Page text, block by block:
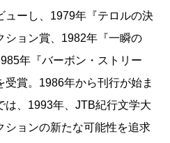
ューし、1979年『テロルの決
ション賞、1982年『一瞬の
年『バーボン・ストリー
受賞。1986年から刊行が始ま
は、1993年、JTB紀行文学大
ションの新たな可能性を追求